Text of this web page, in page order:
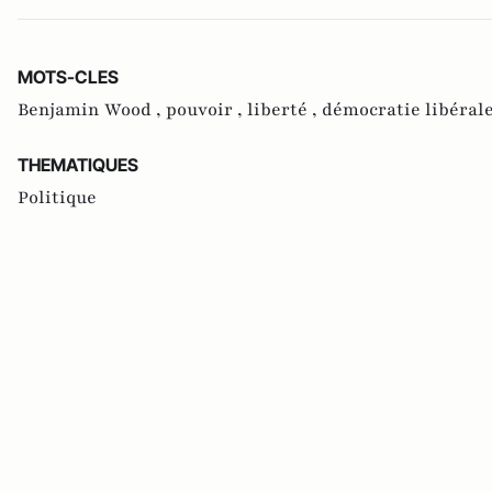
MOTS-CLES
Benjamin Wood , pouvoir , liberté , démocratie
THEMATIQUES
Politique